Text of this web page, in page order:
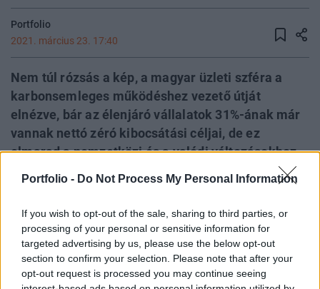
Portfolio - Do Not Process My Personal Information
If you wish to opt-out of the sale, sharing to third parties, or
processing of your personal or sensitive information for
targeted advertising by us, please use the below opt-out
section to confirm your selection. Please note that after your
opt-out request is processed you may continue seeing
Portfolio
2021. március 23. 17:40
Nem túl rózsás a kép, a magyar üzleti szféra a
karbonsemleges működéshez vezető útját
elnézve, bár az élenjáró vállalatok 31%-ának már
vannak nettó zéró kibocsátási céljai, de ez
elmarad a nemzetközi és a valódi változásokhoz
szükséges szinttől - derült ki a Magyarországi
Üzleti Tanács a Fenntartható Fejlődésért (BCSDH)
által, a Deloitte szakmai segítségével végzett
Towards Net Zero kutatásból.
Korunk nagy feladata a nettó zéró kibocsátás elérése, az
ehhez szükséges lépések megalapozásához adhat